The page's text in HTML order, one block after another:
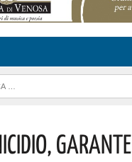
Garante